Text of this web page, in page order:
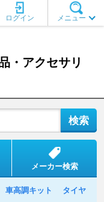
メニュー
ログイン
・アクセサリ
メーカー検索
車高調キット
タイヤ